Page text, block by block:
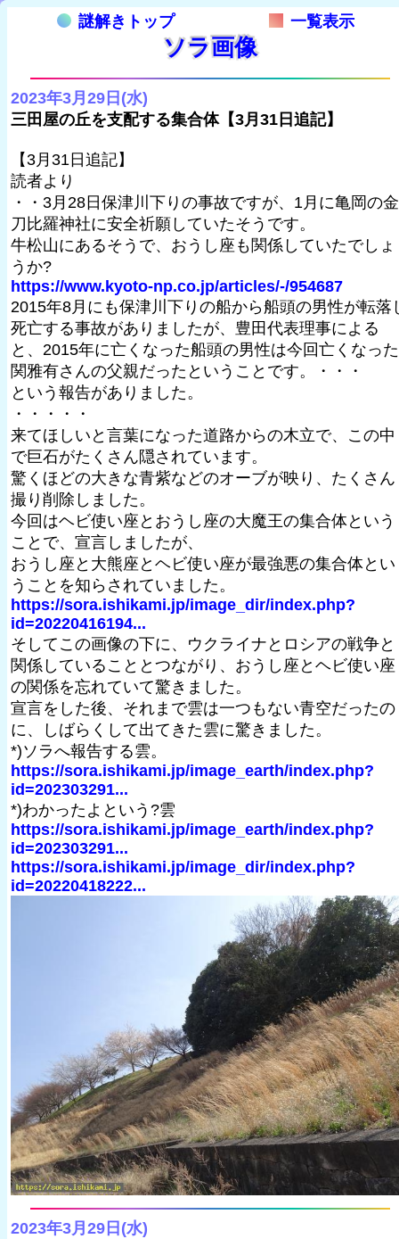
謎解きトップ 一覧表示
ソラ画像
2023年3月29日(水)
三田屋の丘を支配する集合体【3月31日追記】
【3月31日追記】
読者より
・・3月28日保津川下りの事故ですが、1月に亀岡の金
刀比羅神社に安全祈願していたそうです。
牛松山にあるそうで、おうし座も関係していたでしょ
うか?
https://www.kyoto-np.co.jp/articles/-/954687
2015年8月にも保津川下りの船から船頭の男性が転落
死亡する事故がありましたが、豊田代表理事による
と、2015年に亡くなった船頭の男性は今回亡くなった
関雅有さんの父親だったということです。・・・
という報告がありました。
・・・・・
来てほしいと言葉になった道路からの木立で、この中
で巨石がたくさん隠されています。
驚くほどの大きな青紫などのオーブが映り、たくさん
撮り削除しました。
今回はヘビ使い座とおうし座の大魔王の集合体という
ことで、宣言しましたが、
おうし座と大熊座とヘビ使い座が最強悪の集合体とい
うことを知らされていました。
https://sora.ishikami.jp/image_dir/index.php?
id=20220416194...
そしてこの画像の下に、ウクライナとロシアの戦争と
関係していることとつながり、おうし座とヘビ使い座
の関係を忘れていて驚きました。
宣言をした後、それまで雲は一つもない青空だったの
に、しばらくして出てきた雲に驚きました。
*)ソラへ報告する雲。
https://sora.ishikami.jp/image_earth/index.php?
id=202303291...
*)わかったよという?雲
https://sora.ishikami.jp/image_earth/index.php?
id=202303291...
https://sora.ishikami.jp/image_dir/index.php?
id=20220418222...
2023年3月29日(水)